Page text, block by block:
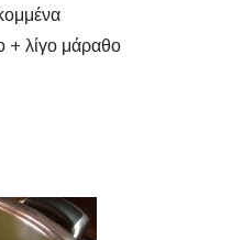
+ λίγο μάραθο